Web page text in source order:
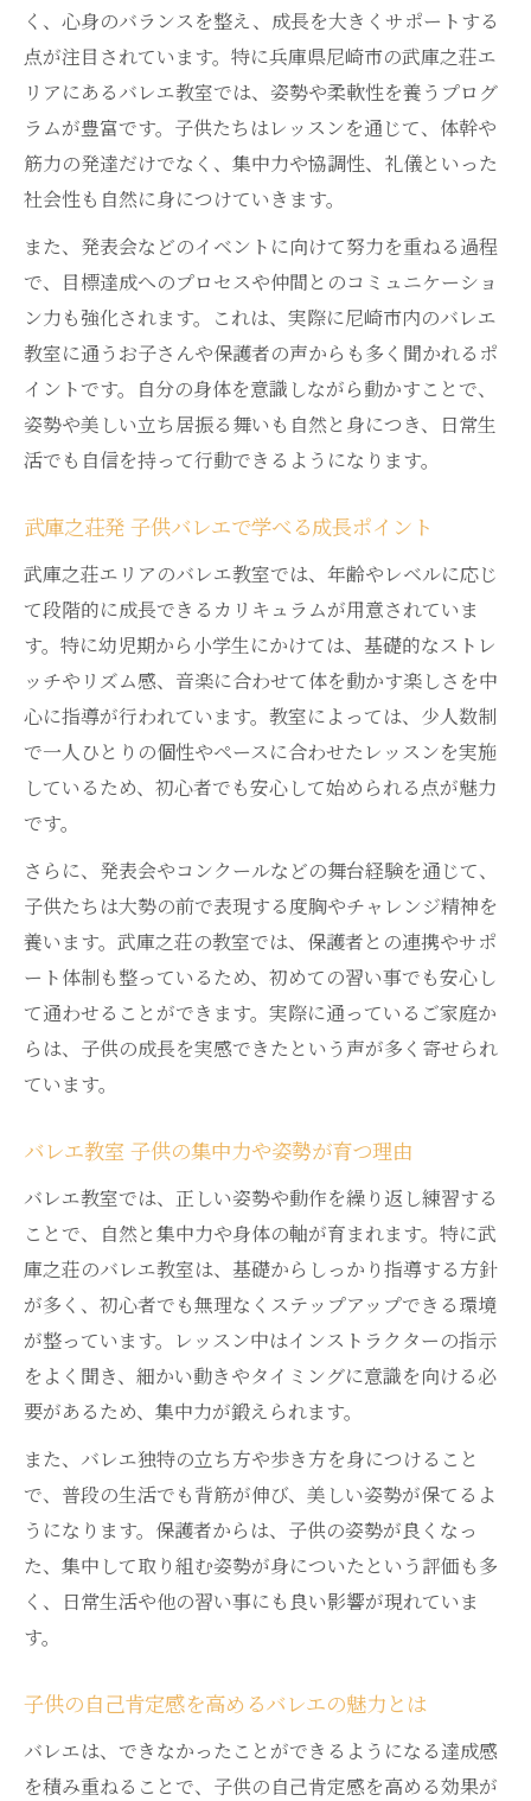
く、心身のバランスを整え、成長を大きくサポートする
点が注目されています。特に兵庫県尼崎市の武庫之荘エ
リアにあるバレエ教室では、姿勢や柔軟性を養うプログ
ラムが豊富です。子供たちはレッスンを通じて、体幹や
筋力の発達だけでなく、集中力や協調性、礼儀といった
社会性も自然に身につけていきます。
また、発表会などのイベントに向けて努力を重ねる過程
で、目標達成へのプロセスや仲間とのコミュニケーショ
ン力も強化されます。これは、実際に尼崎市内のバレエ
教室に通うお子さんや保護者の声からも多く聞かれるポ
イントです。自分の身体を意識しながら動かすことで、
姿勢や美しい立ち居振る舞いも自然と身につき、日常生
活でも自信を持って行動できるようになります。
武庫之荘発 子供バレエで学べる成長ポイント
武庫之荘エリアのバレエ教室では、年齢やレベルに応じ
て段階的に成長できるカリキュラムが用意されていま
す。特に幼児期から小学生にかけては、基礎的なストレ
ッチやリズム感、音楽に合わせて体を動かす楽しさを中
心に指導が行われています。教室によっては、少人数制
で一人ひとりの個性やペースに合わせたレッスンを実施
しているため、初心者でも安心して始められる点が魅力
です。
さらに、発表会やコンクールなどの舞台経験を通じて、
子供たちは大勢の前で表現する度胸やチャレンジ精神を
養います。武庫之荘の教室では、保護者との連携やサポ
ート体制も整っているため、初めての習い事でも安心し
て通わせることができます。実際に通っているご家庭か
らは、子供の成長を実感できたという声が多く寄せられ
ています。
バレエ教室 子供の集中力や姿勢が育つ理由
バレエ教室では、正しい姿勢や動作を繰り返し練習する
ことで、自然と集中力や身体の軸が育まれます。特に武
庫之荘のバレエ教室は、基礎からしっかり指導する方針
が多く、初心者でも無理なくステップアップできる環境
が整っています。レッスン中はインストラクターの指示
をよく聞き、細かい動きやタイミングに意識を向ける必
要があるため、集中力が鍛えられます。
また、バレエ独特の立ち方や歩き方を身につけること
で、普段の生活でも背筋が伸び、美しい姿勢が保てるよ
うになります。保護者からは、子供の姿勢が良くなっ
た、集中して取り組む姿勢が身についたという評価も多
く、日常生活や他の習い事にも良い影響が現れていま
す。
子供の自己肯定感を高めるバレエの魅力とは
バレエは、できなかったことができるようになる達成感
を積み重ねることで、子供の自己肯定感を高める効果が